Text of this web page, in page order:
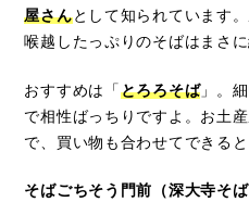
屋さんとして知られています
喉越したっぷりのそばはまさに
おすすめは「とろろそば」。
で相性ばっちりですよ。お土
で、買い物も合わせてできる
そばごちそう門前（深大寺そ